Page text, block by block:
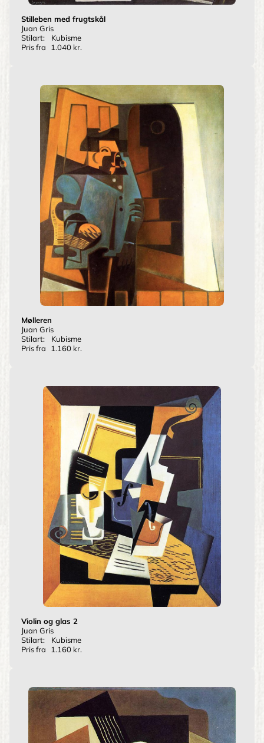
Stilleben med frugtskål
Juan Gris
Stilart:
Kubisme
Pris fra
1.040 kr.
Mølleren
Juan Gris
Stilart:
Kubisme
Pris fra
1.160 kr.
Violin og glas 2
Juan Gris
Stilart:
Kubisme
Pris fra
1.160 kr.